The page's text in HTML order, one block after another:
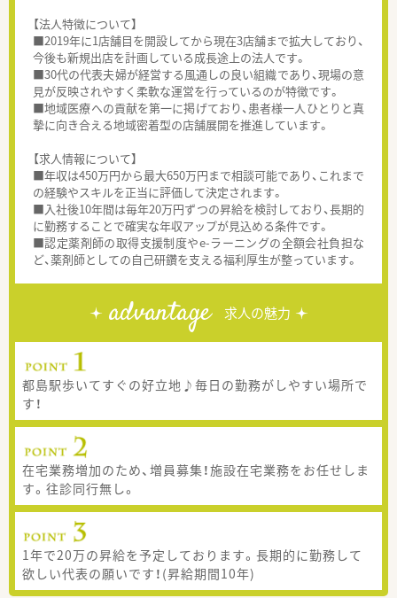
【法人特徴について】
■2019年に1店舗目を開設してから現在3店舗まで拡大しており、
今後も新規出店を計画している成長途上の法人です。
■30代の代表夫婦が経営する風通しの良い組織であり、現場の意
見が反映されやすく柔軟な運営を行っているのが特徴です。
■地域医療への貢献を第一に掲げており、患者様一人ひとりと真
摯に向き合える地域密着型の店舗展開を推進しています。
【求人情報について】
■年収は450万円から最大650万円まで相談可能であり、これまで
の経験やスキルを正当に評価して決定されます。
■入社後10年間は毎年20万円ずつの昇給を検討しており、長期的
に勤務することで確実な年収アップが見込める条件です。
■認定薬剤師の取得支援制度やe-ラーニングの全額会社負担な
ど、薬剤師としての自己研鑽を支える福利厚生が整っています。
advantage 求人の魅力
都島駅歩いてすぐの好立地♪毎日の勤務がしやすい場所で
す！
在宅業務増加のため、増員募集！施設在宅業務をお任せしま
す。往診同行無し。
1年で20万の昇給を予定しております。長期的に勤務して
欲しい代表の願いです！(昇給期間10年)